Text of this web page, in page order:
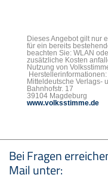
Dieses Angebot gilt nur
für ein bereits
beachten Sie: WLAN
zusätzliche Kosten
Nutzung von
Herstellerinformationen:
Mitteldeutsche Verlags-
Bahnhofstr. 17
39104 Magdeburg
www.volksstimme.de
Bei Fragen
Mail unter: